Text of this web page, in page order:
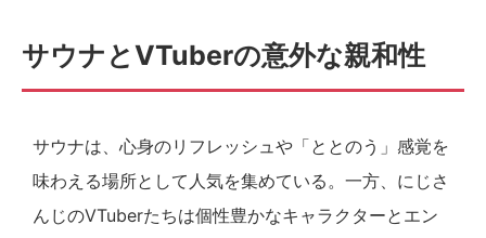
サウナとVTuberの意外な親和性
サウナは、心身のリフレッシュや「ととのう」感覚を
味わえる場所として人気を集めている。一方、にじさ
んじのVTuberたちは個性豊かなキャラクターとエン